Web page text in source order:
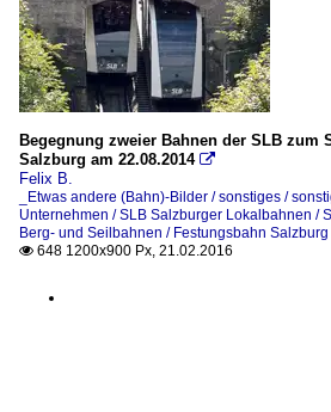
Begegnung zweier Bahnen der SLB zum
Salzburg am 22.08.2014 
Felix B.
_Etwas andere (Bahn)-Bilder / sonstiges /
Unternehmen / SLB Salzburger Lokalbahnen /
Berg- und Seilbahnen / Festungsbahn Salzburg
 648 1200x900 Px, 21.02.2016